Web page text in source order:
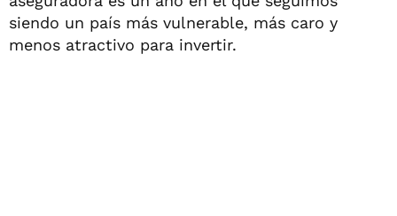
siendo un país más vulnerable, más caro y
menos atractivo para invertir.